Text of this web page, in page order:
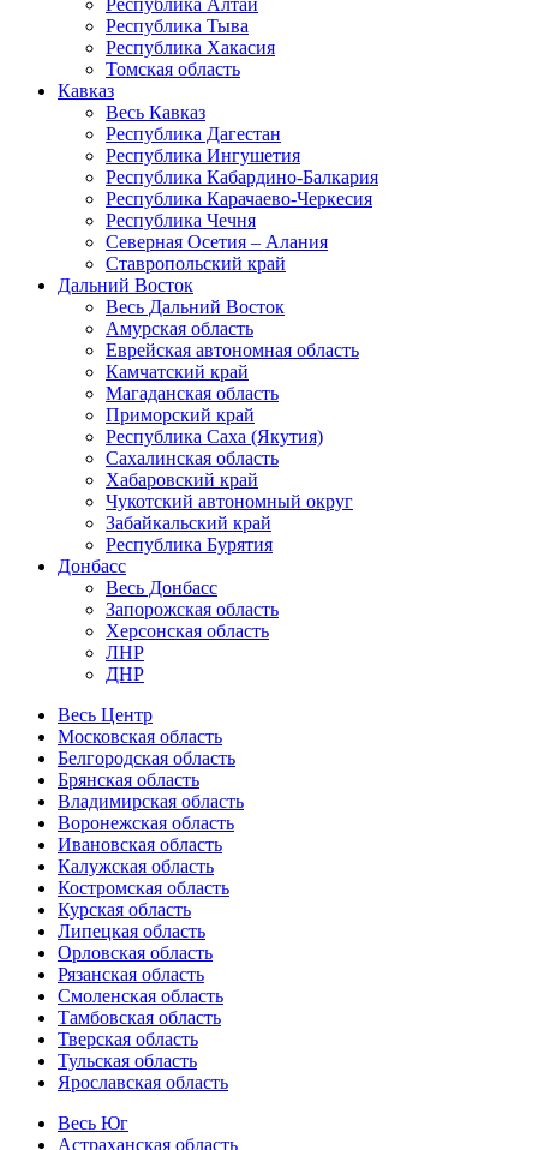
Республика Алтай
Республика Тыва
Республика Хакасия
Томская область
Кавказ
Весь Кавказ
Республика Дагестан
Республика Ингушетия
Республика Кабардино-Балкария
Республика Карачаево-Черкесия
Республика Чечня
Северная Осетия – Алания
Ставропольский край
Дальний Восток
Весь Дальний Восток
Амурская область
Еврейская автономная область
Камчатский край
Магаданская область
Приморский край
Республика Саха (Якутия)
Сахалинская область
Хабаровский край
Чукотский автономный округ
Забайкальский край
Республика Бурятия
Донбасс
Весь Донбасс
Запорожская область
Херсонская область
ЛНР
ДНР
Весь Центр
Московская область
Белгородская область
Брянская область
Владимирская область
Воронежская область
Ивановская область
Калужская область
Костромская область
Курская область
Липецкая область
Орловская область
Рязанская область
Смоленская область
Тамбовская область
Тверская область
Тульская область
Ярославская область
Весь Юг
Астраханская область